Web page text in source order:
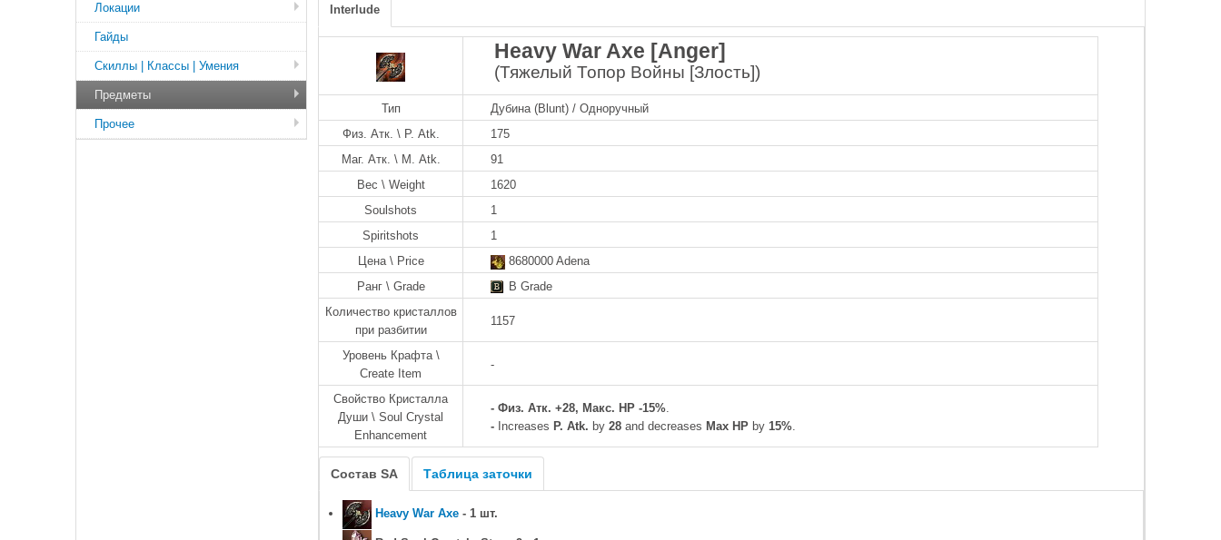
Interlude
Heavy War Axe [Anger]
(Тяжелый Топор Войны [Злость])
Тип
Дубина (Blunt) / Одноручный
Физ. Атк. \ P. Atk.
175
Маг. Атк. \ M. Atk.
91
Вес \ Weight
1620
Soulshots
1
Spiritshots
1
Цена \ Price
8680000 Adena
Ранг \ Grade
B Grade
Количество кристаллов
при разбитии
1157
Уровень Крафта \
Create Item
-
Свойство Кристалла
Души \ Soul Crystal
Enhancement
- Физ. Атк. +28, Макс. HP -15%.
- Increases P. Atk. by 28 and decreases Max HP by 15%.
Состав SA Таблица заточки
Heavy War Axe - 1 шт.
Локации
Гайды
Скиллы | Классы | Умения
Предметы
Прочее